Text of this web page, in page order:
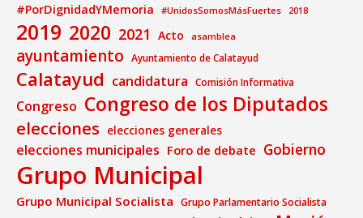
#PorDignidadYMemoria #UnidosSomosMásFuertes 2018
2019 2020 2021 Acto asamblea
ayuntamiento Ayuntamiento de Calatayud
Calatayud candidatura Comisión Informativa
Congreso Congreso de los Diputados
elecciones elecciones generales
elecciones municipales Foro de debate Gobierno
Grupo Municipal
Grupo Municipal Socialista Grupo Parlamentario Socialista